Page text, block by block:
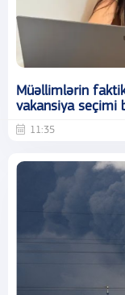
Müəllimlərin
vakansiya seçimi
11:35